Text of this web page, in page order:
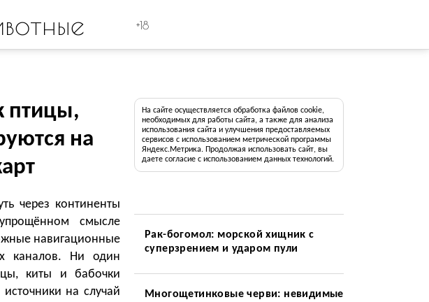
+18
птицы,
на
через континенты
смысле
навигационные
каналов. Ни один
киты и бабочки
на случай
На сайте осуществляется обработка файлов cookie,
необходимых для работы сайта, а также для анализа
использования сайта и улучшения предоставляемых
сервисов с использованием метрической программы
Яндекс.Метрика. Продолжая использовать сайт, вы
даете согласие с использованием данных технологий.
Рак-богомол: морской хищник с
суперзрением и ударом пули
Многощетинковые черви: невидимые